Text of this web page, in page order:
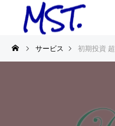
サービス 初期投資